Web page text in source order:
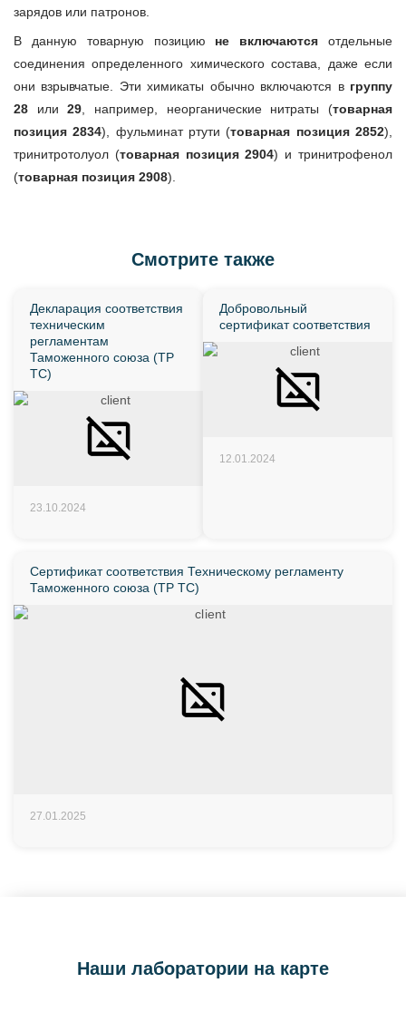
зарядов или патронов.
В данную товарную позицию не включаютсяотдельные
соединения определенного химического состава, даже если
они взрывчатые. Эти химикаты обычно включаются в группу
28 или29 , например, неорганические нитраты (товарная
позиция 2834), фульминат ртути (товарная позиция 2852),
тринитротолуол (товарная позиция 2904) и тринитрофенол
(товарная позиция 2908).
Смотрите также
Декларация соответствия
техническим
регламентам
Таможенного союза (ТР
ТС)
23.10.2024
Добровольный
сертификат соответствия
12.01.2024
Сертификат соответствия Техническому регламенту
Таможенного союза (ТР ТС)
27.01.2025
Наши лаборатории на карте